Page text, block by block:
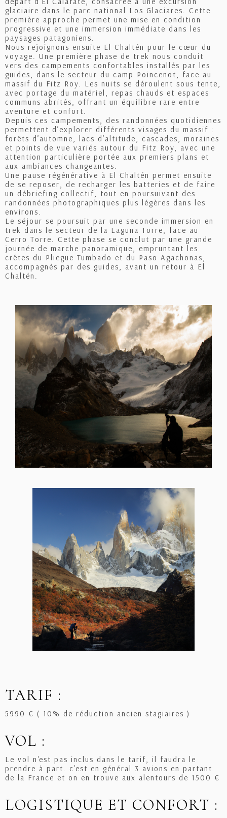
glaciaire dans le parc national Los Glaciares. Cette
première approche permet une mise en condition
progressive et une immersion immédiate dans les
paysages patagoniens.
Nous rejoignons ensuite El Chaltén pour le cœur du
voyage. Une première phase de trek nous conduit
vers des campements confortables installés par les
guides, dans le secteur du camp Poincenot, face au
massif du Fitz Roy. Les nuits se déroulent sous tente,
avec portage du matériel, repas chauds et espaces
communs abrités, offrant un équilibre rare entre
aventure et confort.
Depuis ces campements, des randonnées quotidiennes
permettent d’explorer différents visages du massif :
forêts d’automne, lacs d’altitude, cascades, moraines
et points de vue variés autour du Fitz Roy, avec une
attention particulière portée aux premiers plans et
aux ambiances changeantes.
Une pause régénérative à El Chaltén permet ensuite
de se reposer, de recharger les batteries et de faire
un débriefing collectif, tout en poursuivant des
randonnées photographiques plus légères dans les
environs.
Le séjour se poursuit par une seconde immersion en
trek dans le secteur de la Laguna Torre, face au
Cerro Torre. Cette phase se conclut par une grande
journée de marche panoramique, empruntant les
crêtes du Pliegue Tumbado et du Paso Agachonas,
accompagnés par des guides, avant un retour à El
Chaltén.
TARIF :
5990 € ( 10% de réduction ancien stagiaires )
VOL :
Le vol n'est pas inclus dans le tarif, il faudra le
prendre à part. c'est en général 3 avions en partant
de la France et on en trouve aux alentours de 1500 €
LOGISTIQUE ET CONFORT :